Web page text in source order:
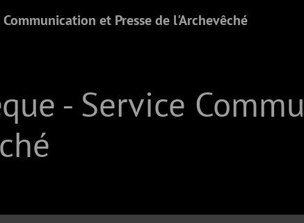
et Presse de l'Archevêché
- Service